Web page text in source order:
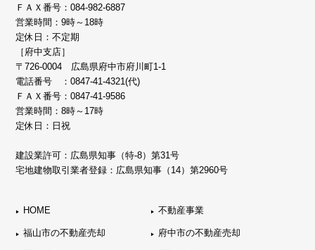
ＦＡＸ番号：084-982-6887
営業時間：9時～18時
定休日：不定期
［府中支店］
〒726-0004 広島県府中市府川町1-1
電話番号 ：0847-41-4321(代)
ＦＡＸ番号：0847-41-9586
営業時間：8時～17時
定休日：日祝
建設業許可：広島県知事（特-8）第31号
宅地建物取引業者登録：広島県知事（14）第2960号
HOME 不動産事業
福山市の不動産売却 府中市の不動産売却